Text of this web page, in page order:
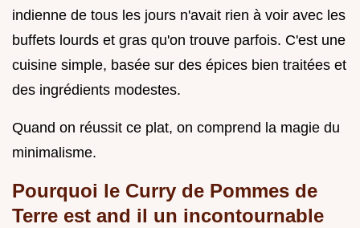
indienne de tous les jours n'avait rien à voir avec les
buffets lourds et gras qu'on trouve parfois. C'est une
cuisine simple, basée sur des épices bien traitées et
des ingrédients modestes.
Quand on réussit ce plat, on comprend la magie du
minimalisme.
Pourquoi le Curry de Pommes de
Terre est and il un incontournable